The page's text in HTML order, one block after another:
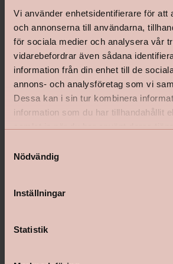
Vi använder enhetsidentifierare för att
och annonserna till användarna,
för sociala medier och analysera vår
vidarebefordrar även sådana
information från din enhet till de
annons- och analysföretag som vi
Dessa kan i sin tur kombinera
information som du har tillhandahållit
Nödvändig
Inställningar
Statistik
Lycke Väggfärg Ultramatt Provburk
Pris 99 kr